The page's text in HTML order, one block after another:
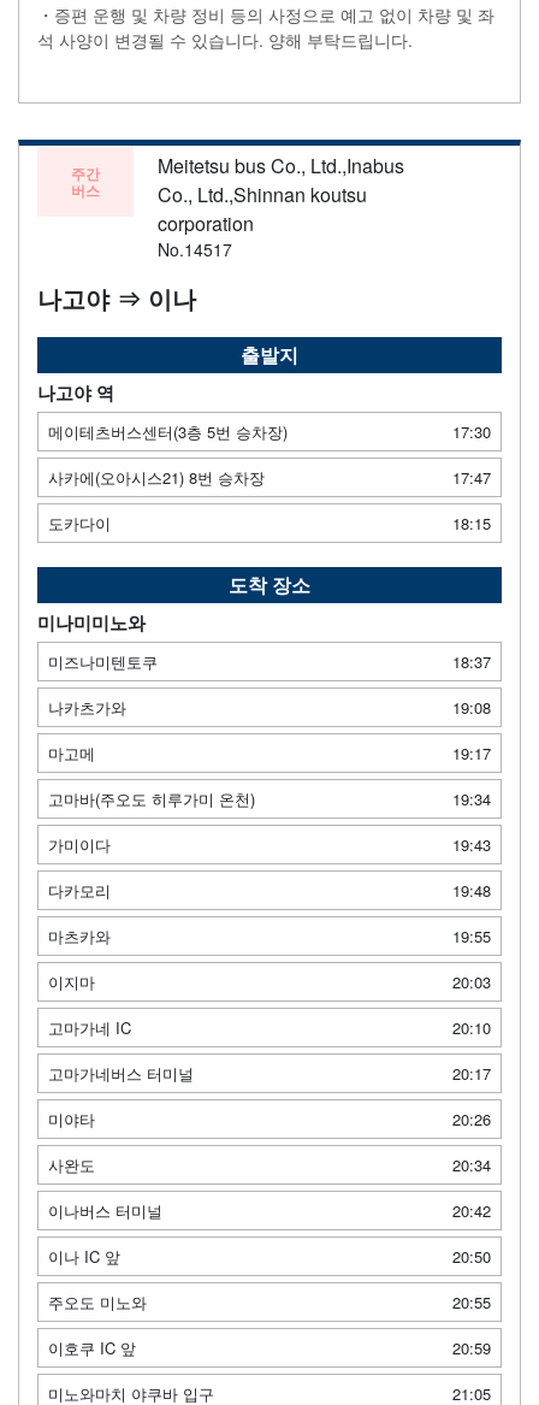
・증편 운행 및 차량 정비 등의 사정으로 예고 없이 차량 및 좌
석 사양이 변경될 수 있습니다. 양해 부탁드립니다.
주간
버스
Meitetsu bus Co., Ltd.,Inabus
Co., Ltd.,Shinnan koutsu
corporation
No.14517
나고야 ⇒ 이나
출발지
나고야 역
메이테츠버스센터(3층 5번 승차장)
17:30
사카에(오아시스21) 8번 승차장
17:47
도카다이
18:15
도착 장소
미나미미노와
미즈나미텐토쿠
18:37
나카츠가와
19:08
마고메
19:17
고마바(주오도 히루가미 온천)
19:34
가미이다
19:43
다카모리
19:48
마츠카와
19:55
이지마
20:03
고마가네 IC
20:10
고마가네버스 터미널
20:17
미야타
20:26
사완도
20:34
이나버스 터미널
20:42
이나 IC 앞
20:50
주오도 미노와
20:55
이호쿠 IC 앞
20:59
미노와마치 야쿠바 입구
21:05